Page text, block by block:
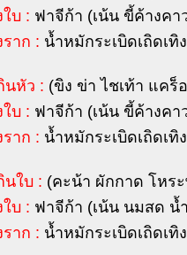
บ : ฟาจีก้า (เน้น ขี้ค้างคา
าก : น้ำหมักระเบิดเถิดเทิ
นหัว : (ขิง ข่า ไชเท้า แคร็
บ : ฟาจีก้า (เน้น ขี้ค้างคา
าก : น้ำหมักระเบิดเถิดเทิ
นใบ : (คะน้า ผักกาด โหร
บ : ฟาจีก้า (เน้น นมสด น้
าก : น้ำหมักระเบิดเถิดเทิ